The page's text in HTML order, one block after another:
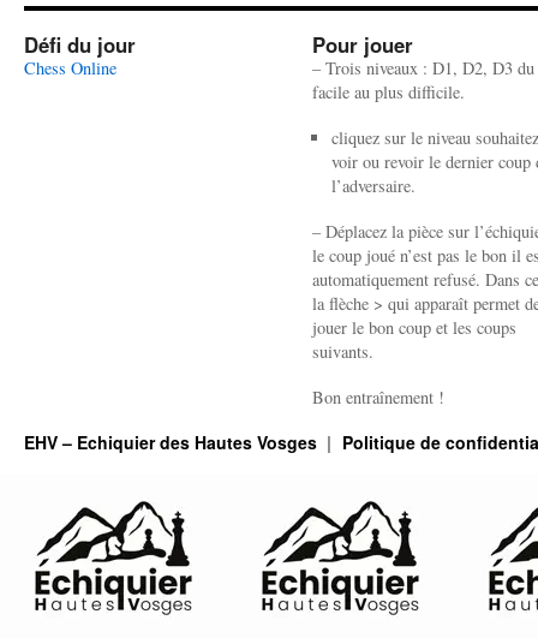
Défi du jour
Chess Online
Pour jouer
– Trois niveaux : D1, D2, D3
facile au plus difficile.
cliquez sur le niveau
voir ou revoir le dernier coup
l’adversaire.
– Déplacez la pièce sur
le coup joué n’est pas le bon il
automatiquement refusé. Dans
la flèche > qui apparaît permet
jouer le bon coup et les coups
suivants.
Bon entraînement !
EHV – Echiquier des Hautes Vosges Politique de